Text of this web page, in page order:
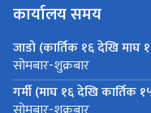
कार्यालय समय
जाडो (कार्तिक १६ देखि माघ
सोमबार-शुक्रबार
गर्मी (माघ १६ देखि कार्तिक